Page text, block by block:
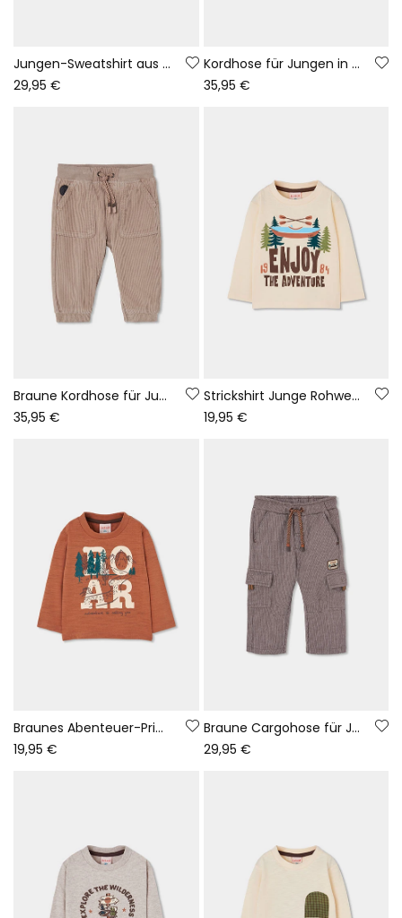
Jungen-Sweatshirt aus Fleece in Grün mit gestickten Bergen
29,95 €
Kordhose für Jungen in Orange mit Taschen
35,95 €
Braune Kordhose für Jungen mit Kordelzug
35,95 €
Strickshirt Junge Rohweiß Abenteuer-Print
19,95 €
Braunes Abenteuer-Print-T-Shirt für Jungen
19,95 €
Braune Cargohose für Jungen mit Taschen
29,95 €